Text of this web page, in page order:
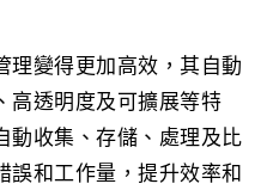
理變得更加高效，其自動
高透明度及可擴展等特
動收集、存儲、處理及比
誤和工作量，提升效率和